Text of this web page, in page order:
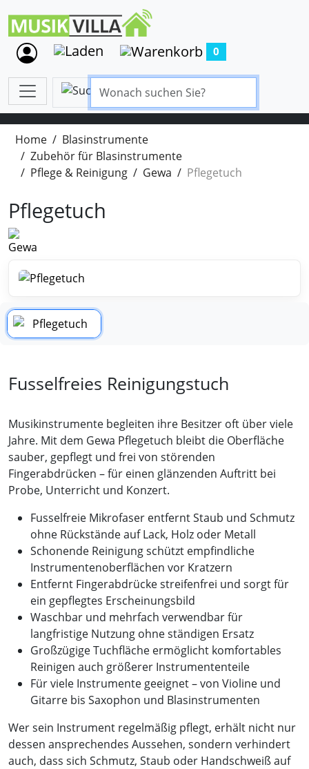
0
Home
Blasinstrumente
Zubehör für Blasinstrumente
Pflege & Reinigung
Gewa Pflegetuch
Pflegetuch
Fusselfreies Reinigungstuch
Musikinstrumente begleiten ihre Besitzer oft über viele
Jahre. Mit dem Gewa Pflegetuch bleibt die Oberfläche
sauber, gepflegt und frei von störenden
Fingerabdrücken – für einen glänzenden Auftritt bei
Probe, Unterricht und Konzert.
Fusselfreie Mikrofaser entfernt Staub und Schmutz
ohne Rückstände auf Lack, Holz oder Metall
Schonende Reinigung schützt empfindliche
Instrumentenoberflächen vor Kratzern
Entfernt Fingerabdrücke streifenfrei und sorgt für
ein gepflegtes Erscheinungsbild
Waschbar und mehrfach verwendbar für
langfristige Nutzung ohne ständigen Ersatz
Großzügige Tuchfläche ermöglicht komfortables
Reinigen auch größerer Instrumententeile
Für viele Instrumente geeignet – von Violine und
Gitarre bis Saxophon und Blasinstrumenten
Wer sein Instrument regelmäßig pflegt, erhält nicht nur
dessen ansprechendes Aussehen, sondern verhindert
auch, dass sich Schmutz, Staub oder Handschweiß auf